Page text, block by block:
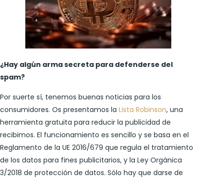
¿Hay algún arma secreta para defenderse del
spam?
Por suerte sí, tenemos buenas noticias para los
consumidores. Os presentamos la Lista Robinson, una
herramienta gratuita para reducir la publicidad de
recibimos. El funcionamiento es sencillo y se basa en el
Reglamento de la UE 2016/679 que regula el tratamiento
de los datos para fines publicitarios, y la Ley Orgánica
3/2018 de protección de datos. Sólo hay que darse de